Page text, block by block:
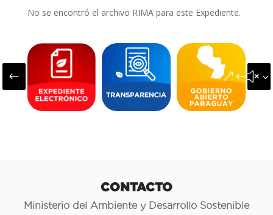
No se encontró el archivo RIMA para este Expediente.
#
CONTACTO
Ministerio del Ambiente y Desarrollo Sostenible